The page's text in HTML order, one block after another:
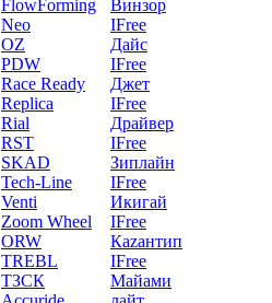
FlowForming
Neo
OZ
PDW
Race Ready
Replica
Rial
RST
SKAD
Tech-Line
Venti
Zoom Wheel
ORW
TREBL
ТЗСК
Винзор
IFree
Дайс
IFree
Джет
IFree
Драйвер
IFree
Зиплайн
IFree
Икигай
IFree
Каzантип
IFree
Майами